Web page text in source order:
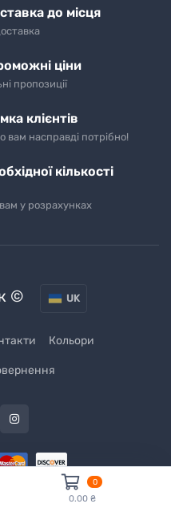
до місця
ціни
пропозиції
клієнтів
вам насправді потрібно!
кількості
у розрахунках
© UK
Кольори
0
0.00 ₴